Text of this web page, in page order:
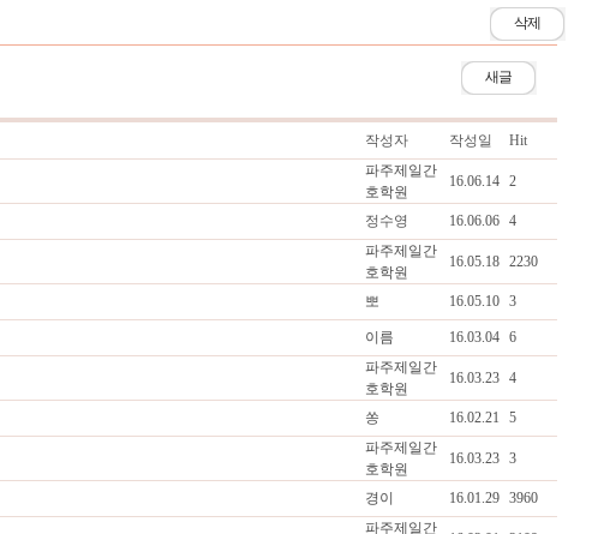
삭제
새글
작성자 작성일 Hit
파주제일간
호학원
16.06.14 2
정수영 16.06.06 4
파주제일간
호학원
16.05.18 2230
뽀 16.05.10 3
이름 16.03.04 6
파주제일간
호학원
16.03.23 4
쏭 16.02.21 5
파주제일간
호학원
16.03.23 3
경이 16.01.29 3960
파주제일간